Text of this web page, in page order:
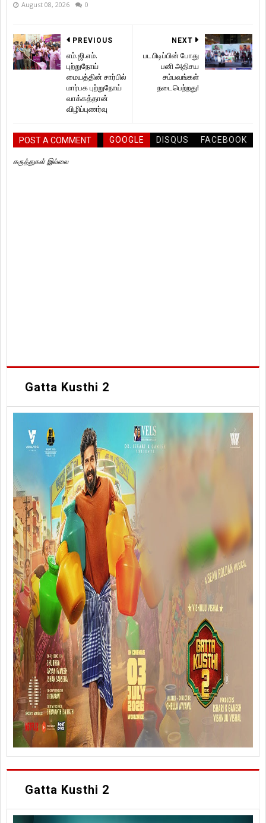
August 08, 2026 0
NEXT
படபிடிப்பின் போது
பனி அதிசய
சம்பவங்கள்
நடைபெற்றது!
PREVIOUS
எம்.ஜி.எம்.
புற்றுநோய்
மையத்தின் சார்பில்
மார்பக புற்றுநோய்
வாக்கத்தான்
விழிப்புணர்வு
POST A COMMENT GOOGLE DISQUS FACEBOOK
கருத்துகள் இல்லை
Gatta Kusthi 2
Gatta Kusthi 2